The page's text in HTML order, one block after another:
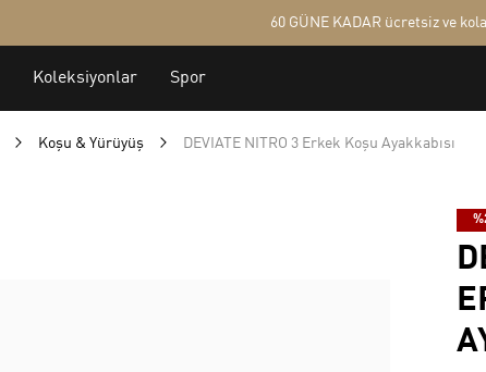
Koşu & Yürüyüş DEVIATE NITRO 3 Erkek Koşu Ayakkabısı